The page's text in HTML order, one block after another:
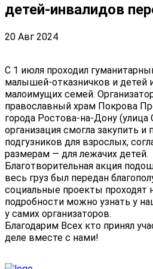
детей-инвалидов
20 Авг 2024
С 1 июля проходил
малышей-отказничков и детей
малоимущих семей.
православный храм Покрова
города Ростова-на-Дону
организация смогла закупить и
подгузников для взрослых,
размерам — для лежачих детей.
Благотворительная акция
весь груз был передан
социальные проекты проходят
подробности можно узнать у
у самих организаторов.
Благодарим Всех кто принял
деле вместе с нами!